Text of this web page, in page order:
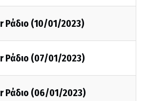
Ράδιο (10/01/2023)
Ράδιο (07/01/2023)
Ράδιο (06/01/2023)